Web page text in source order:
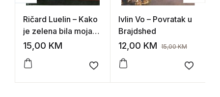
Ričard Luelin – Kako
je zelena bila moja
dolina
15,00 KM
Add to wishlist
Ivlin Vo – Povratak u
Brajdshed
12,00 KM 15,00KM
Add to